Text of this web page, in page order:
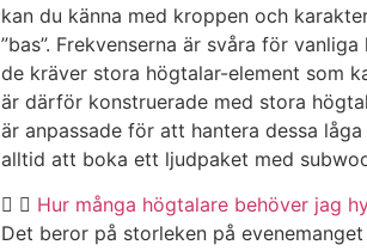
kan du känna med kroppen och
”bas”. Frekvenserna är svåra för
de kräver stora högtalar-element som
är därför konstruerade med stora
är anpassade för att hantera dessa
alltid att boka ett ljudpaket med
Hur många högtalare behöver jag
Det beror på storleken på